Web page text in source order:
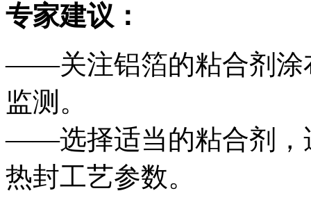
专家建议：
——关注铝箔的粘合剂涂
监测。
——选择适当的粘合剂，
热封工艺参数。